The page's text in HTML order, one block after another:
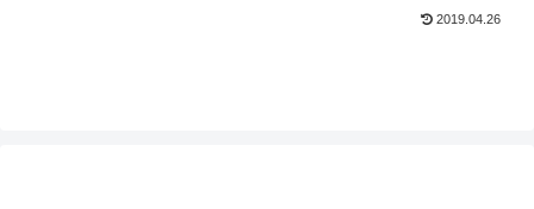
から言えば、車と直接Bluetooth接続でき
2019.04.26